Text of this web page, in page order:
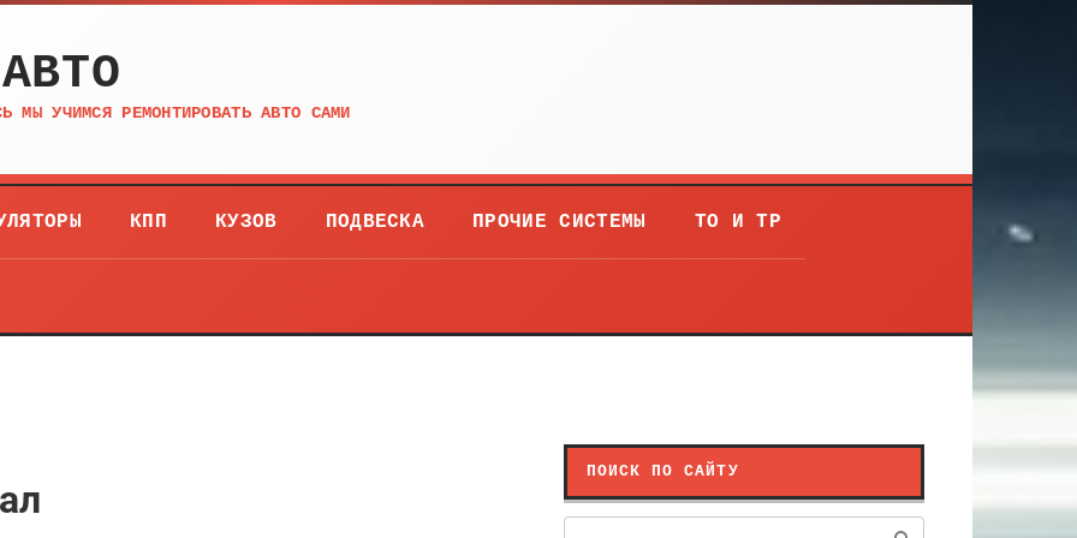
МЫ УЧИМСЯ РЕМОНТИРОВАТЬ АВТО САМИ
КПП КУЗОВ ПОДВЕСКА ПРОЧИЕ СИСТЕМЫ ТО И ТР
ПОИСК ПО САЙТУ